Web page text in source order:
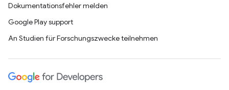
Dokumentationsfehler melden
Google Play support
An Studien für Forschungszwecke teilnehmen